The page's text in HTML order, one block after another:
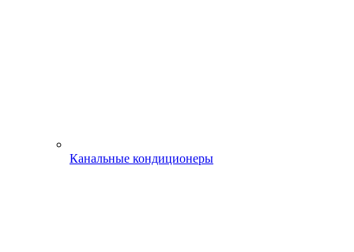
Канальные кондиционеры